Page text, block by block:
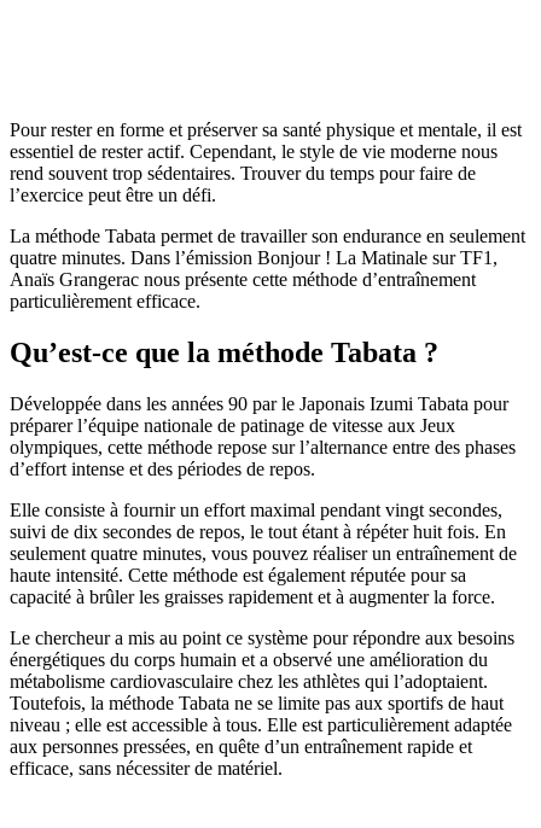
Pour rester en forme et préserver sa santé physique et mentale, il est
essentiel de rester actif. Cependant, le style de vie moderne nous
rend souvent trop sédentaires. Trouver du temps pour faire de
l’exercice peut être un défi.
La méthode Tabata permet de travailler son endurance en seulement
quatre minutes. Dans l’émission Bonjour ! La Matinale sur TF1,
Anaïs Grangerac nous présente cette méthode d’entraînement
particulièrement efficace.
Qu’est-ce que la méthode Tabata ?
Développée dans les années 90 par le Japonais Izumi Tabata pour
préparer l’équipe nationale de patinage de vitesse aux Jeux
olympiques, cette méthode repose sur l’alternance entre des phases
d’effort intense et des périodes de repos.
Elle consiste à fournir un effort maximal pendant vingt secondes,
suivi de dix secondes de repos, le tout étant à répéter huit fois. En
seulement quatre minutes, vous pouvez réaliser un entraînement de
haute intensité. Cette méthode est également réputée pour sa
capacité à brûler les graisses rapidement et à augmenter la force.
Le chercheur a mis au point ce système pour répondre aux besoins
énergétiques du corps humain et a observé une amélioration du
métabolisme cardiovasculaire chez les athlètes qui l’adoptaient.
Toutefois, la méthode Tabata ne se limite pas aux sportifs de haut
niveau ; elle est accessible à tous. Elle est particulièrement adaptée
aux personnes pressées, en quête d’un entraînement rapide et
efficace, sans nécessiter de matériel.